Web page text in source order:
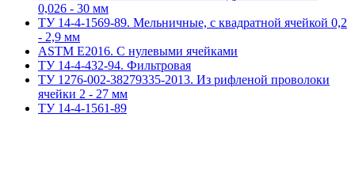
0,026 - 30 мм
ТУ 14-4-1569-89. Мельничные, с квадратной ячейкой 0,2
- 2,9 мм
ASTM E2016. С нулевыми ячейками
ТУ 14-4-432-94. Фильтровая
ТУ 1276-002-38279335-2013. Из рифленой проволоки
ячейки 2 - 27 мм
ТУ 14-4-1561-89